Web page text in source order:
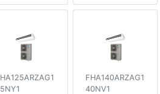
FHA140ARZAG1
40NV1